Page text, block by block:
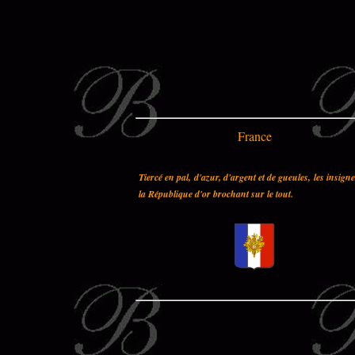
France
Tiercé en pal, d'azur, d'argent et de gueules, les
la République d'or brochant sur le tout.